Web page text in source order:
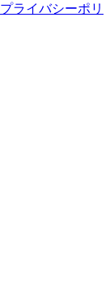
プライバシーポリ